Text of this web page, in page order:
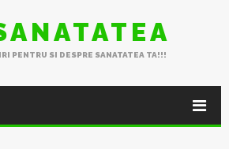
PENTRU SI DESPRE SANATATEA TA!!!